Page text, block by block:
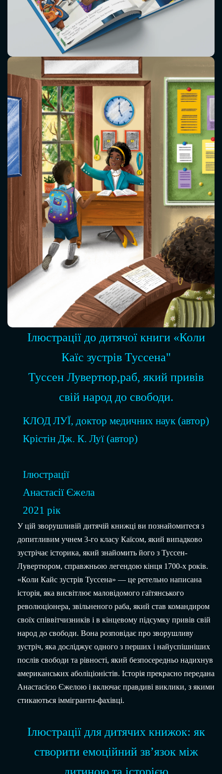
Ілюстрації до дитячої книги «Коли
Каїс зустрів Туссена"
Туссен Лувертюр,раб, який привів
свій народ до свободи.
КЛОД ЛУЇ, доктор медичних наук (автор)
Крістін Дж. К. Луї (автор)
Ілюстрації
Анастасії Єжела
2021 рік
У цій зворушливій дитячій книжці ви познайомитеся з
допитливим учнем 3-го класу Каїсом, який випадково
зустрічає історика, який знайомить його з Туссен-
Лувертюром, справжньою легендою кінця 1700-х років.
«Коли Кайс зустрів Туссена» — це ретельно написана
історія, яка висвітлює маловідомого гаїтянського
революціонера, звільненого раба, який став командиром
своїх співвітчизників і в кінцевому підсумку привів свій
народ до свободи. Вона розповідає про зворушливу
зустріч, яка досліджує одного з перших і найуспішніших
послів свободи та рівності, який безпосередньо надихнув
американських аболіціоністів. Історія прекрасно передана
Анастасією Єжелою і включає правдиві виклики, з якими
стикаються іммігранти-фахівці.
Ілюстрації для дитячих книжок: як
створити емоційний зв’язок між